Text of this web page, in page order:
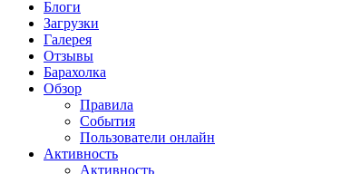
Блоги
Загрузки
Галерея
Отзывы
Барахолка
Обзор
Правила
События
Пользователи онлайн
Активность
Активность